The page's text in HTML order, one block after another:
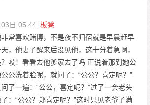
日 05:44 板凳
常喜欢赌博，不是夜不归宿就是早晨赶早
，他妻子醒来后没见他，这十分着急啊，
哎！看看去他爹家去了吗 正说着那到她公
公洗着脸呢，就问了：“公公？喜定呢？”
了一遍：“公公，喜定呢？”过了一会老头
：“公公？郑喜定呢？”这时只见老爷子满